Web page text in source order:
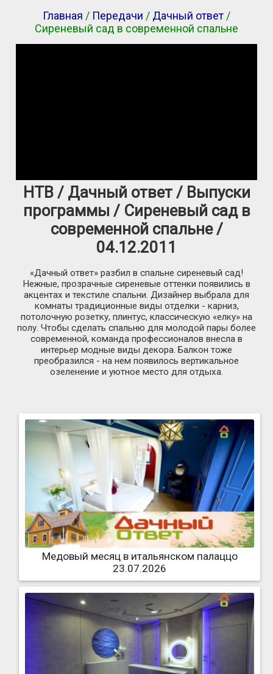
Главная / Передачи / Дачный ответ /
Сиреневый сад в современной спальне
НТВ / Дачный ответ / Выпуски
программы / Сиреневый сад в
современной спальне /
04.12.2011
«Дачный ответ» разбил в спальне сиреневый сад!
Нежные, прозрачные сиреневые оттенки появились в
акцентах и текстиле спальни. Дизайнер выбрала для
комнаты традиционные виды отделки - карниз,
потолочную розетку, плинтус, классическую «елку» на
полу. Чтобы сделать спальню для молодой пары более
современной, команда профессионалов внесла в
интерьер модные виды декора. Балкон тоже
преобразился - на нем появилось вертикальное
озеленение и уютное место для отдыха.
Медовый месяц в итальянском палаццо
23.07.2026